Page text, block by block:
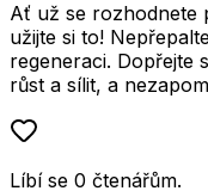
Ať už se rozhodnete
užijte si to!
regeneraci. Dopřejte
růst a sílit, a
Líbí se 0 čtenářům.